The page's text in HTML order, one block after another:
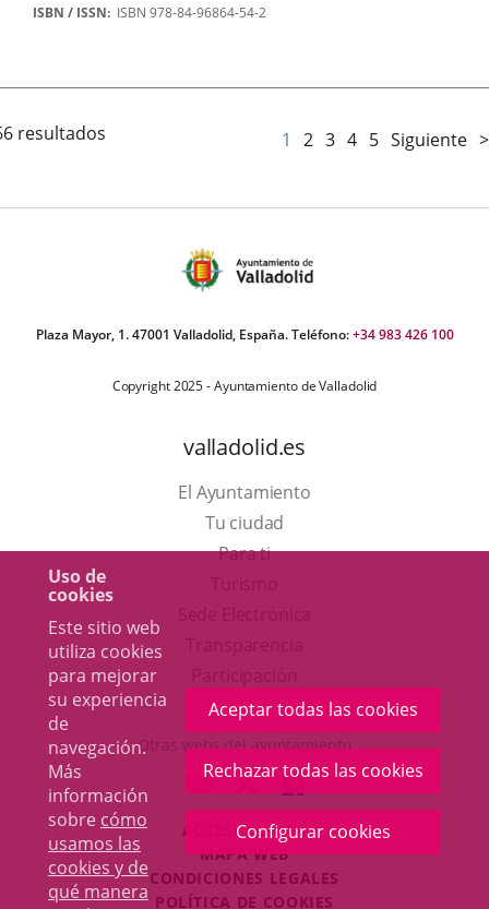
Uso de
cookies
Este sitio web
utiliza cookies
para mejorar
su experiencia
de
navegación.
Más
información
sobre cómo
usamos las
cookies y de
qué manera
Aceptar todas las cookies
Rechazar todas las cookies
Configurar cookies
Autor
ISBN / ISSN ISBN 978-84-96864-54-2
resultados 1 2 3 4 5 Siguiente
Plaza Mayor, 1. 47001 Valladolid, España. Teléfono:+34 983 426 100
Copyright 2025 - Ayuntamiento de Valladolid
valladolid.es
El Ayuntamiento
Tu ciudad
Para ti
en
una
ventana
nueva.
aplicación
externa.
Otras webs del ayuntamiento
ENLACE
A
UNA
APLICACIÓN
EXTERNA.
ENLACE
A
UNA
APLICACIÓN
EXTERNA.
ENLACE
A
UNA
EXTERNA.
ACCESIBILIDAD
MAPA WEB
CONDICIONES LEGALES
POLÍTICA DE COOKIES